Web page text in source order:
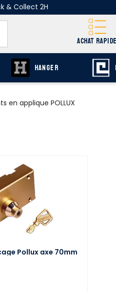
& Collect 2H
ACHAT RAPIDE
HANGER
en applique POLLUX
Pollux axe 70mm